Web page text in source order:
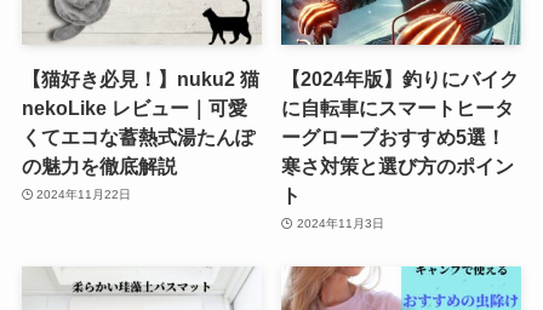
【猫好き必見！】nuku2 猫
nekoLike レビュー｜可愛
くてエコな蓄熱式湯たんぽ
の魅力を徹底解説
2024年11月22日
【2024年版】釣りにバイク
に自転車にスマートヒータ
ーグローブおすすめ5選！
寒さ対策と選び方のポイン
ト
2024年11月3日